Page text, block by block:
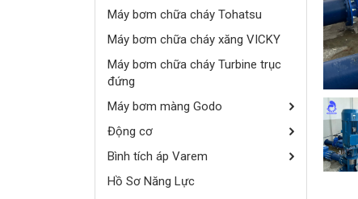
Máy bơm chữa cháy Tohatsu
Máy bơm chữa cháy xăng VICKY
Máy bơm chữa cháy Turbine trục
đứng
Máy bơm màng Godo
Động cơ
Bình tích áp Varem
Hồ Sơ Năng Lực